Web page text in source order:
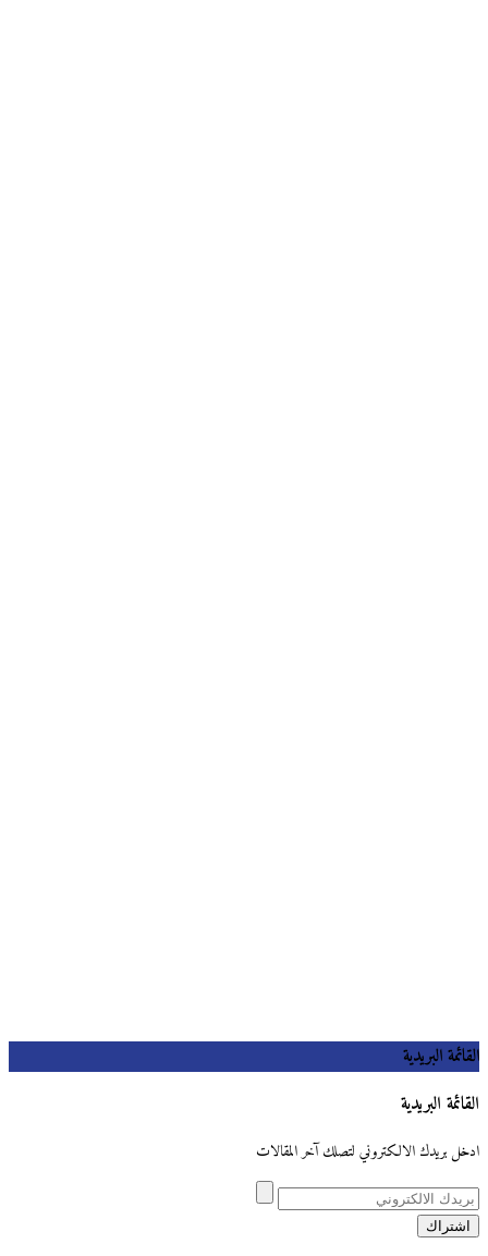
القائمة البريدية
القائمة البريدية
ادخل بريدك الالكتروني لتصلك آخر المقالات